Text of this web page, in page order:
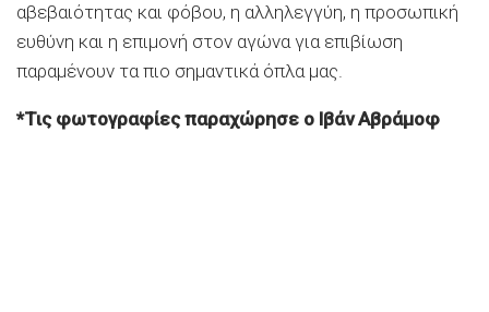
αβεβαιότητας και φόβου, η αλληλεγγύη, η προσωπική
ευθύνη και η επιμονή στον αγώνα για επιβίωση
παραμένουν τα πιο σημαντικά όπλα μας.
*Τις φωτογραφίες παραχώρησε ο Ιβάν Αβράμοφ